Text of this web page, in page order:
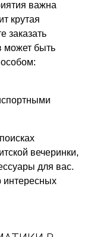
важна
крутая
заказать
может быть
вечеринки,
для вас.